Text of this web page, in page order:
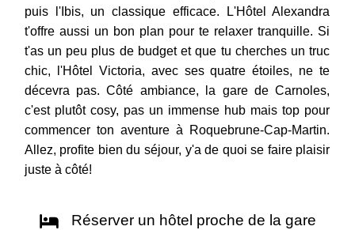
puis l'Ibis, un classique efficace. L'Hôtel Alexandra
t'offre aussi un bon plan pour te relaxer tranquille. Si
t'as un peu plus de budget et que tu cherches un truc
chic, l'Hôtel Victoria, avec ses quatre étoiles, ne te
décevra pas. Côté ambiance, la gare de Carnoles,
c'est plutôt cosy, pas un immense hub mais top pour
commencer ton aventure à Roquebrune-Cap-Martin.
Allez, profite bien du séjour, y'a de quoi se faire plaisir
juste à côté!
Réserver un hôtel proche de la gare